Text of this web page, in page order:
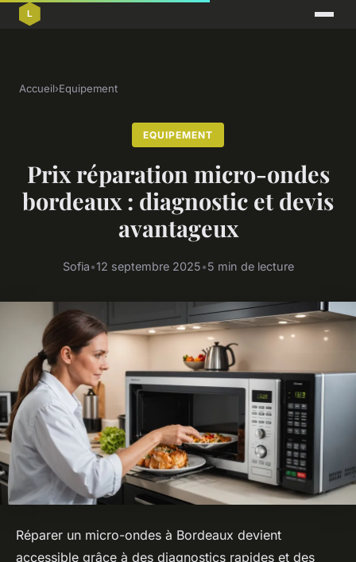
Accueil›Equipement
EQUIPEMENT
Prix réparation micro-ondes
bordeaux : diagnostic et devis
avantageux
Sofia•12 septembre 2025•5 min de lecture
Réparer un micro-ondes à Bordeaux devient
accessible grâce à des diagnostics rapides et des